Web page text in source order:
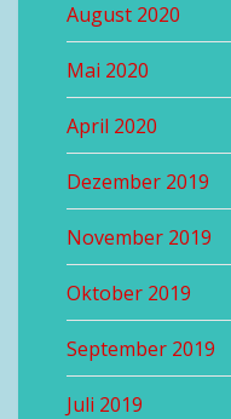
August 2020
Mai 2020
April 2020
Dezember 2019
November 2019
Oktober 2019
September 2019
Juli 2019